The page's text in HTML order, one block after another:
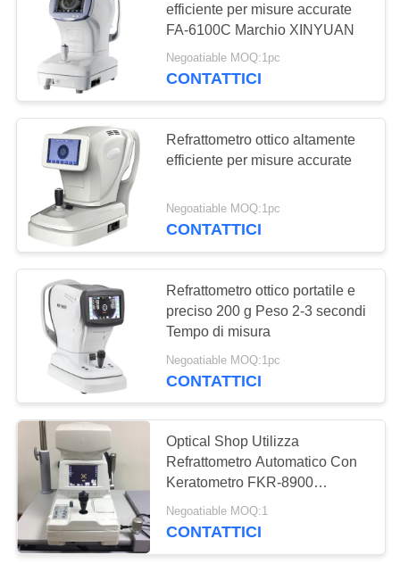
QUALITÀ
CONTATTICI
RICHIEDA
UNA
CITAZIONE
MAPPA
DEL
SITO
PRIVACY
POLICY
Insieme di prova
della lente di
optometria
Optometria
Phoropter
Proiettore
automatico del
grafico
efficiente per misure accurate
FA-6100C Marchio XINYUAN
Negoatiable MOQ:1pc
CONTATTICI
Refrattometro ottico altamente
efficiente per misure accurate
Negoatiable MOQ:1pc
CONTATTICI
Refrattometro ottico portatile e
preciso 200 g Peso 2-3 secondi
Tempo di misura
Negoatiable MOQ:1pc
CONTATTICI
Optical Shop Utilizza
Refrattometro Automatico Con
Keratometro FKR-8900
Misurazione della rifrazione e
della cheratometria
Negoatiable MOQ:1
CONTATTICI